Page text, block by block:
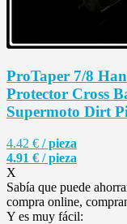
ProTaper 7/8
Protector Cross
Supermoto Dirt
4.42 € / pieza
4.91 € / pieza
X
Sabía que puede
compra online,
Y es muy fácil: